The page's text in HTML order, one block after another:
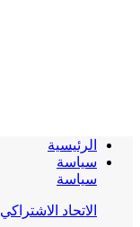
الرئيسية
سياسة
سياسة
الاتحاد